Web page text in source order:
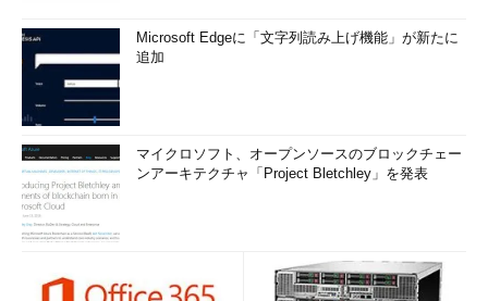
Microsoft Edgeに「文字列読み上げ機能」が新たに
追加
マイクロソフト、オープンソースのブロックチェー
ンアーキテクチャ「Project Bletchley」を発表